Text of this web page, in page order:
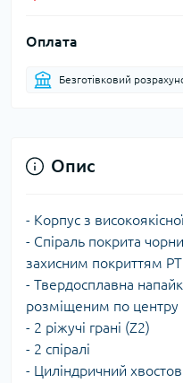
Оплата
Безготівковий
Опис
- Корпус з
- Спіраль покрита
захисним покриттям
- Твердосплавна
розміщеним по центру
- 2 ріжучі грані (Z2)
- 2 спіралі
- Циліндричний